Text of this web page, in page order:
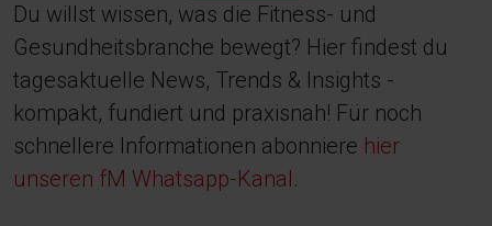
Du willst wissen, was die Fitness- und
Gesundheitsbranche bewegt? Hier findest du
tagesaktuelle News, Trends & Insights -
kompakt, fundiert und praxisnah! Für noch
schnellere Informationen abonniere hier
unseren fM Whatsapp-Kanal.